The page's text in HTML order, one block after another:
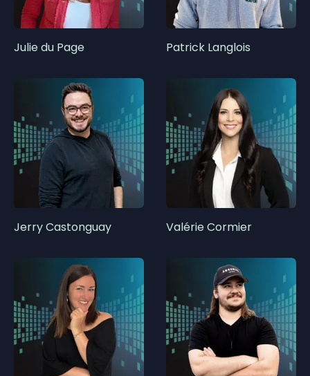
Julie du Page Patrick Langlois
Jerry Castonguay Valérie Cormier